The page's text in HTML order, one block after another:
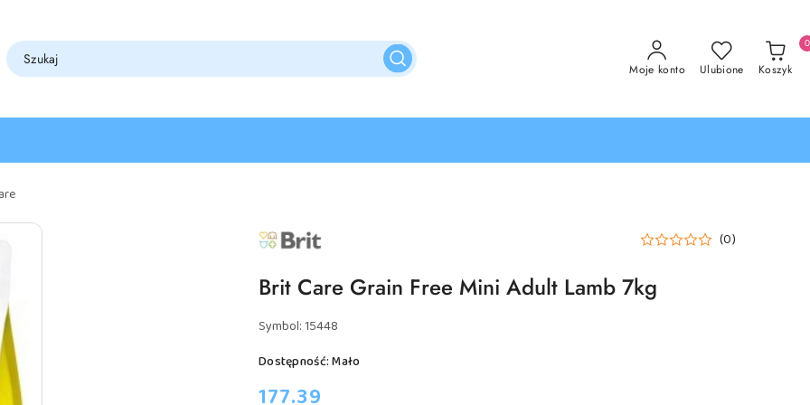
Moje konto Ulubione Koszyk
0
NAZWA
PRODUCENTA:
BRIT
(0)
Brit Care Grain Free Mini Adult Lamb 7kg
Symbol:15448
Dostępność:Mało
cena:
177.39